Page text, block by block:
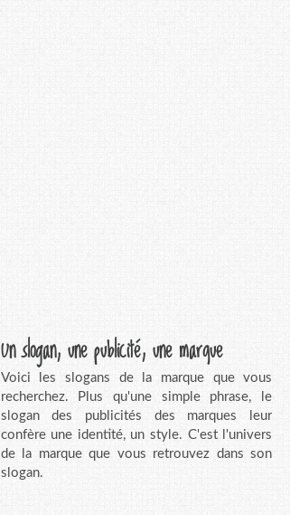
Un slogan, une publicité, une marque
Voici les slogans de la marque que vous
recherchez. Plus qu'une simple phrase, le
slogan des publicités des marques leur
confère une identité, un style. C'est l'univers
de la marque que vous retrouvez dans son
slogan.